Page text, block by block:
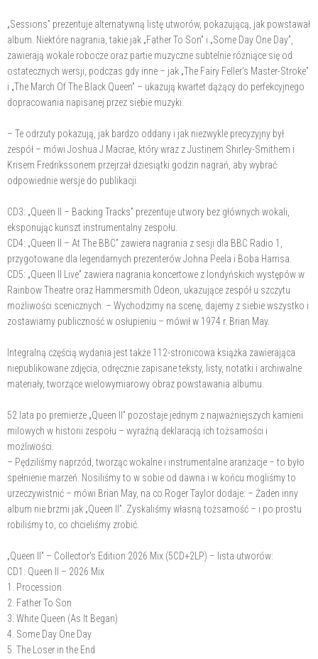
„Sessions” prezentuje alternatywną listę utworów, pokazującą, jak powstawał
album. Niektóre nagrania, takie jak „Father To Son” i „Some Day One Day”,
zawierają wokale robocze oraz partie muzyczne subtelnie różniące się od
ostatecznych wersji, podczas gdy inne – jak „The Fairy Feller’s Master-Stroke”
i „The March Of The Black Queen” – ukazują kwartet dążący do perfekcyjnego
dopracowania napisanej przez siebie muzyki.
– Te odrzuty pokazują, jak bardzo oddany i jak niezwykle precyzyjny był
zespół – mówi Joshua J Macrae, który wraz z Justinem Shirley-Smithem i
Krisem Fredrikssonem przejrzał dziesiątki godzin nagrań, aby wybrać
odpowiednie wersje do publikacji.
CD3: „Queen II – Backing Tracks” prezentuje utwory bez głównych wokali,
eksponując kunszt instrumentalny zespołu.
CD4: „Queen II – At The BBC” zawiera nagrania z sesji dla BBC Radio 1,
przygotowane dla legendarnych prezenterów Johna Peela i Boba Harrisa.
CD5: „Queen II Live” zawiera nagrania koncertowe z londyńskich występów w
Rainbow Theatre oraz Hammersmith Odeon, ukazujące zespół u szczytu
możliwości scenicznych. – Wychodzimy na scenę, dajemy z siebie wszystko i
zostawiamy publiczność w osłupieniu – mówił w 1974 r. Brian May.
Integralną częścią wydania jest także 112-stronicowa książka zawierająca
niepublikowane zdjęcia, odręcznie zapisane teksty, listy, notatki i archiwalne
materiały, tworzące wielowymiarowy obraz powstawania albumu.
52 lata po premierze „Queen II” pozostaje jednym z najważniejszych kamieni
milowych w historii zespołu – wyraźną deklaracją ich tożsamości i
możliwości.
– Pędziliśmy naprzód, tworząc wokalne i instrumentalne aranżacje – to było
spełnienie marzeń. Nosiliśmy to w sobie od dawna i w końcu mogliśmy to
urzeczywistnić – mówi Brian May, na co Roger Taylor dodaje: – Żaden inny
album nie brzmi jak „Queen II”. Zyskaliśmy własną tożsamość – i po prostu
robiliśmy to, co chcieliśmy zrobić.
„Queen II” – Collector’s Edition 2026 Mix (5CD+2LP) – lista utworów:
CD1: Queen II – 2026 Mix
1. Procession
2. Father To Son
3. White Queen (As It Began)
4. Some Day One Day
5. The Loser in the End